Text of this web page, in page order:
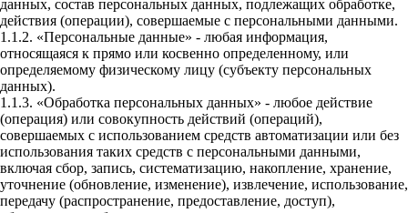
данных, состав персональных данных, подлежащих обработке,
действия (операции), совершаемые с персональными данными.
1.1.2. «Персональные данные» - любая информация,
относящаяся к прямо или косвенно определенному, или
определяемому физическому лицу (субъекту персональных
данных).
1.1.3. «Обработка персональных данных» - любое действие
(операция) или совокупность действий (операций),
совершаемых с использованием средств автоматизации или без
использования таких средств с персональными данными,
включая сбор, запись, систематизацию, накопление, хранение,
уточнение (обновление, изменение), извлечение, использование,
передачу (распространение, предоставление, доступ),